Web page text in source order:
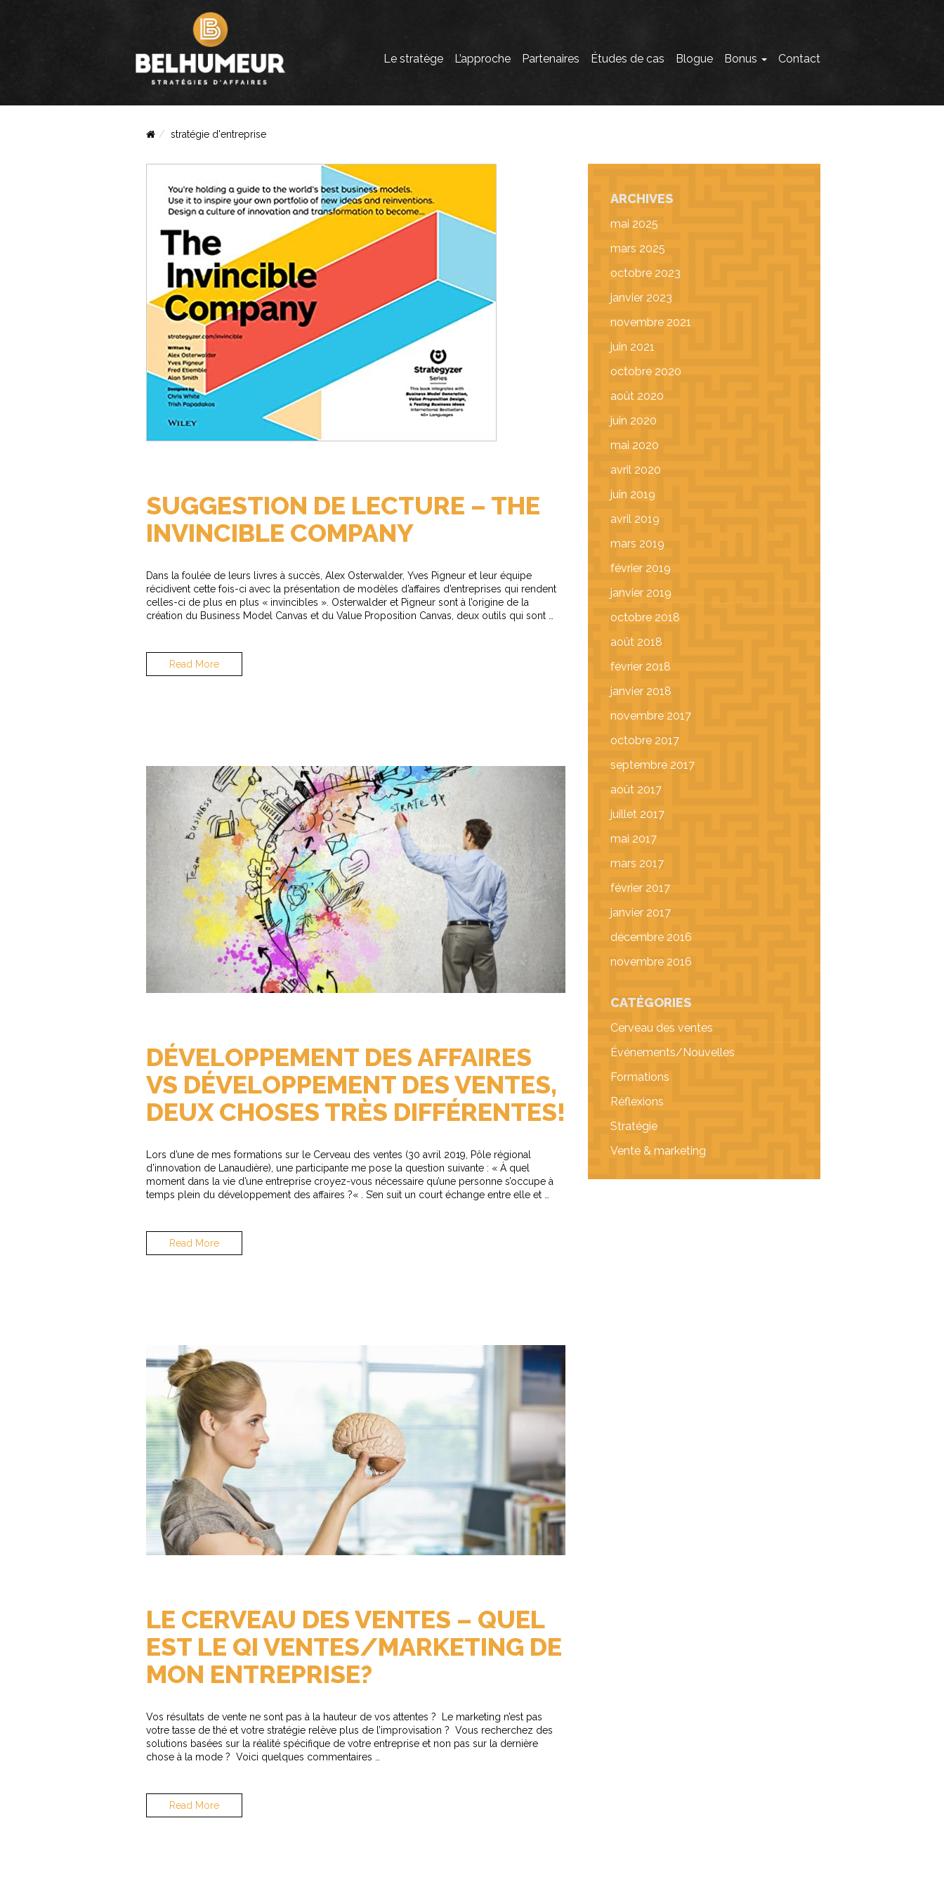
Le stratège L’approche Partenaires Études de cas Blogue Bonus Contact
stratégie d'entreprise
SUGGESTION DE LECTURE – THE
INVINCIBLE COMPANY
Dans la foulée de leurs livres à succès, Alex Osterwalder, Yves Pigneur et leur équipe
récidivent cette fois-ci avec la présentation de modèles d’affaires d’entreprises qui rendent
celles-ci de plus en plus « invincibles ». Osterwalder et Pigneur sont à l’origine de la
création du Business Model Canvas et du Value Proposition Canvas, deux outils qui sont …
Read More
DÉVELOPPEMENT DES AFFAIRES
VS DÉVELOPPEMENT DES VENTES,
DEUX CHOSES TRÈS DIFFÉRENTES!
Lors d’une de mes formations sur le Cerveau des ventes (30 avril 2019, Pôle régional
d’innovation de Lanaudière), une participante me pose la question suivante : « À quel
moment dans la vie d’une entreprise croyez-vous nécessaire qu’une personne s’occupe à
temps plein du développement des affaires ?« . S’en suit un court échange entre elle et …
Read More
LE CERVEAU DES VENTES – QUEL
EST LE QI VENTES/MARKETING DE
MON ENTREPRISE?
Vos résultats de vente ne sont pas à la hauteur de vos attentes ? Le marketing n’est pas
votre tasse de thé et votre stratégie relève plus de l’improvisation ? Vous recherchez des
solutions basées sur la réalité spécifique de votre entreprise et non pas sur la dernière
chose à la mode ? Voici quelques commentaires …
Read More
ARCHIVES
mai 2025
mars 2025
octobre 2023
janvier 2023
novembre 2021
juin 2021
octobre 2020
août 2020
juin 2020
mai 2020
avril 2020
juin 2019
avril 2019
mars 2019
février 2019
janvier 2019
octobre 2018
août 2018
février 2018
janvier 2018
novembre 2017
octobre 2017
septembre 2017
août 2017
juillet 2017
mai 2017
mars 2017
février 2017
janvier 2017
décembre 2016
novembre 2016
CATÉGORIES
Cerveau des ventes
Événements/Nouvelles
Formations
Réflexions
Stratégie
Vente & marketing